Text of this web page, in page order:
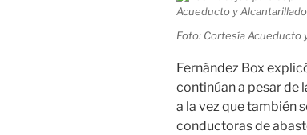
Foto: Cortesía Acueducto
Fernández Box
continúan a pesar de
a la vez que también
conductoras de